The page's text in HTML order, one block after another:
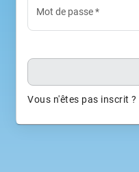
Mot de passe*
Vous n'êtes pas inscrit ?